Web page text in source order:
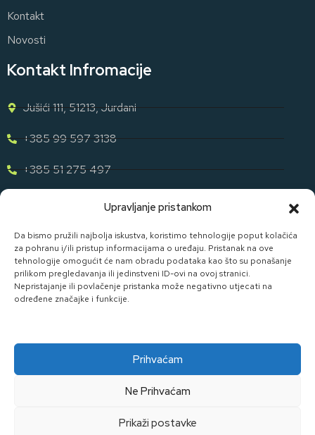
Upravljanje pristankom
Da bismo pružili najbolja iskustva, koristimo tehnologije poput kolačića
za pohranu i/ili pristup informacijama o uređaju. Pristanak na ove
tehnologije omogućit će nam obradu podataka kao što su ponašanje
prilikom pregledavanja ili jedinstveni ID-ovi na ovoj stranici.
Nepristajanje ili povlačenje pristanka može negativno utjecati na
određene značajke i funkcije.
Prihvaćam
Ne Prihvaćam
Prikaži postavke
Kontakt
Novosti
Kontakt Infromacije
Jušići 111, 51213, Jurdani
+385 99 597 3138
+385 51 275 497
eugen.dih@gmail.com
Naša Ponuda
Otkrijte cijelu našu ponudu u svijetu staklene ambalaže uz D. I.
H.